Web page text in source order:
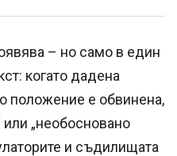
– но само в един
когато дадена
положение е обвинена,
или „необосновано
и съдилищата